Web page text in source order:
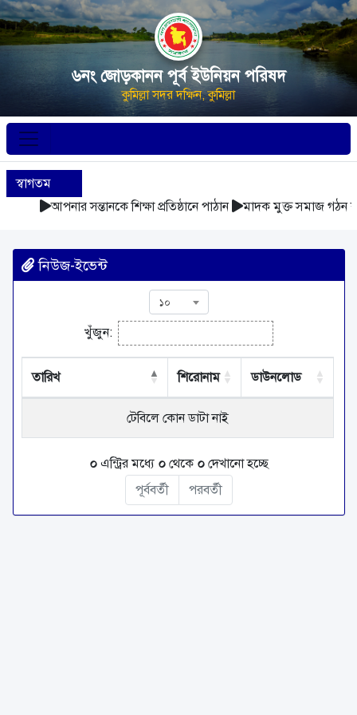
৬নং জোড়কানন পূর্ব ইউনিয়ন পরিষদ
কুমিল্লা সদর দক্ষিন, কুমিল্লা
স্বাগতম
আপনার সন্তানকে শিক্ষা প্রতিষ্ঠানে পাঠান
মাদক মুক্ত সমাজ গঠন
নিউজ-ইভেন্ট
১০
খুঁজুন:
তারিখ শিরোনাম ডাউনলোড
টেবিলে কোন ডাটা নাই
০এন্ট্রির মধ্যে ০থেকে ০দেখানো হচ্ছে
পূর্ববর্তী
পরবর্তী